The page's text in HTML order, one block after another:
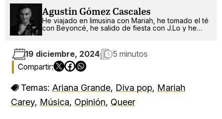
Agustín Gómez Cascales
He viajado en limusina con Mariah, he tomado el té
con Beyoncé, he salido de fiesta con J.Lo y he
19 diciembre, 2024 5 minutos
Temas: Ariana Grande, Diva pop, Mariah
Carey, Música, Opinión, Queer